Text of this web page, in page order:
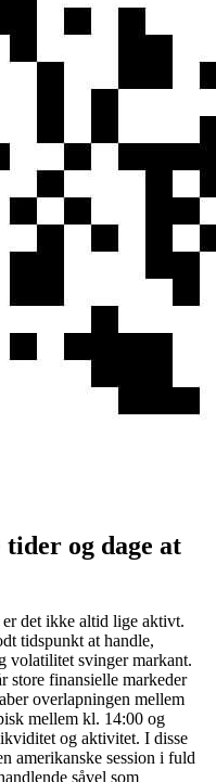
og dage at
det ikke altid lige aktivt.
tidspunkt at handle,
volatilitet svinger markant.
store finansielle markeder
overlapningen mellem
mellem kl. 14:00 og
og aktivitet. I disse
amerikanske session i fuld
såvel som